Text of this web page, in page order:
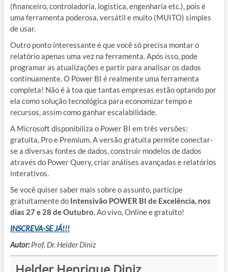
(financeiro, controladoria, logística, engenharia etc.), pois é
uma ferramenta poderosa, versátil e muito (MUITO) simples
de usar.
Outro ponto interessante é que você só precisa montar o
relatório apenas uma vez na ferramenta. Após isso, pode
programar as atualizações e partir para analisar os dados
continuamente. O Power BI é realmente uma ferramenta
completa! Não é à toa que tantas empresas estão optando por
ela como solução tecnológica para economizar tempo e
recursos, assim como ganhar escalabilidade.
A Microsoft disponibiliza o Power BI em três versões:
gratuita, Pro e Premium. A versão gratuita permite conectar-
se a diversas fontes de dados, construir modelos de dados
através do Power Query, criar análises avançadas e relatórios
interativos.
Se você quiser saber mais sobre o assunto, participe
gratuitamente do Intensivão POWER BI de Excelência, nos
dias 27 e 28 de Outubro. Ao vivo, Online e gratuito!
INSCREVA-SE JÁ!!!
Autor:Prof. Dr. Helder Diniz